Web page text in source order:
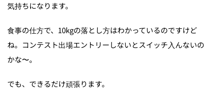
気持ちになります。
食事の仕方で、10kgの落とし方はわかっているのですけど
ね。コンテスト出場エントリーしないとスイッチ入んないの
かな〜。
でも、できるだけ頑張ります。